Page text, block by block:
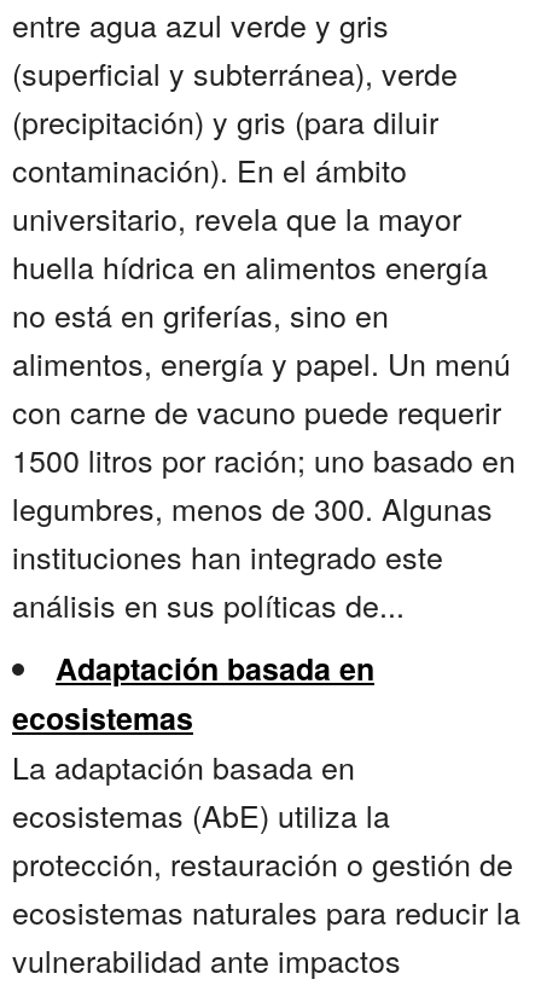
entre agua azul verde y gris
(superficial y subterránea), verde
(precipitación) y gris (para diluir
contaminación). En el ámbito
universitario, revela que la mayor
huella hídrica en alimentos energía
no está en griferías, sino en
alimentos, energía y papel. Un menú
con carne de vacuno puede requerir
1500 litros por ración; uno basado en
legumbres, menos de 300. Algunas
instituciones han integrado este
análisis en sus políticas de...
Adaptación basada en
ecosistemas
La adaptación basada en
ecosistemas (AbE) utiliza la
protección, restauración o gestión de
ecosistemas naturales para reducir la
vulnerabilidad ante impactos